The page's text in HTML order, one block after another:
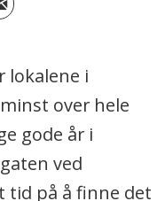
lokalene i
over hele
gode år i
ved
tid på å finne det